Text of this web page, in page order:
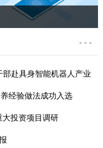
赴具身智能机器人产业
经验做法成功入选
大投资项目调研